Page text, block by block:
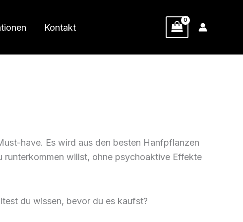
Kontakt
have. Es wird aus den besten Hanfpflanzen
runterkommen willst, ohne psychoaktive Effekte
du wissen, bevor du es kaufst?